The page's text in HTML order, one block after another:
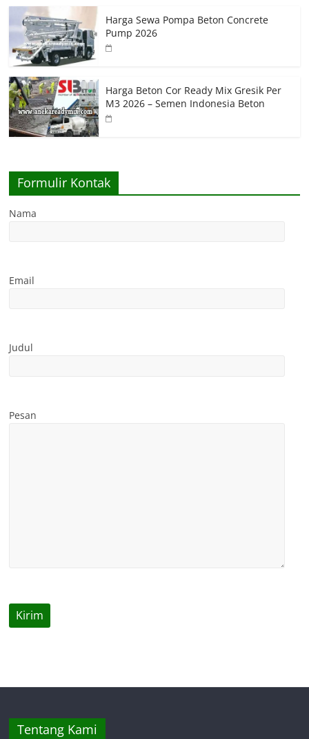
Harga Sewa Pompa Beton Concrete
Pump 2026
Harga Beton Cor Ready Mix Gresik Per
M3 2026 – Semen Indonesia Beton
Formulir Kontak
Nama
Email
Judul
Pesan
Tentang Kami